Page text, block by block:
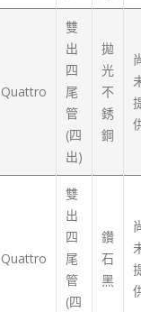
Quattro
雙
出
四
尾
管
(四
出)
拋
光
不
銹
鋼
Quattro
雙
出
四
尾
管
(四
鑽
石
黑